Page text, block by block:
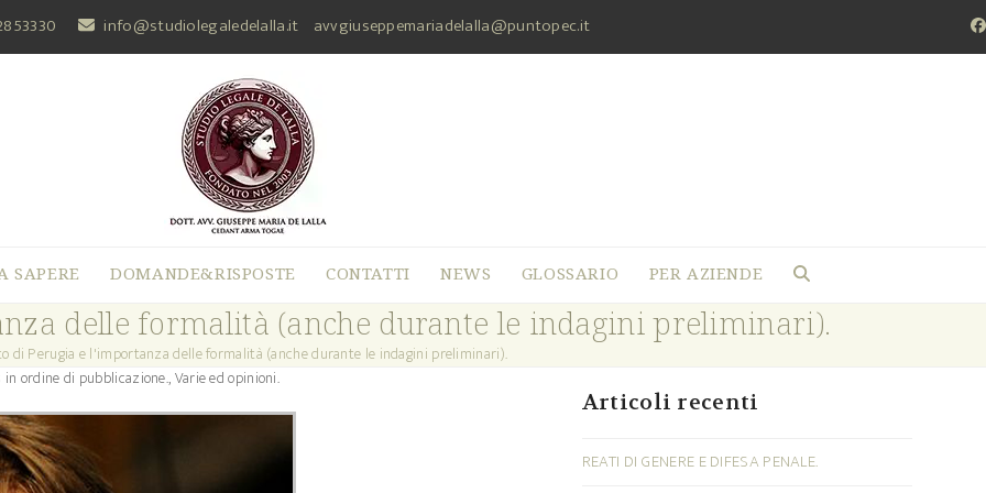
info@studiolegaledelalla.it avvgiuseppemariadelalla@puntopec.it
SAPERE DOMANDE&RISPOSTE CONTATTI NEWS GLOSSARIO PER AZIENDE
delle formalità (anche durante le indagini preliminari).
di Perugia e l'importanza delle formalità (anche durante le indagini preliminari).
ordine di pubblicazione.,Varie ed opinioni.
Articoli recenti
REATI DI GENERE E DIFESA PENALE.